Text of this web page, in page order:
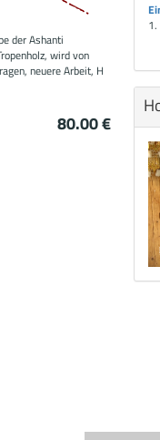
der Ashanti
wird von
neuere Arbeit, H
80.00 €